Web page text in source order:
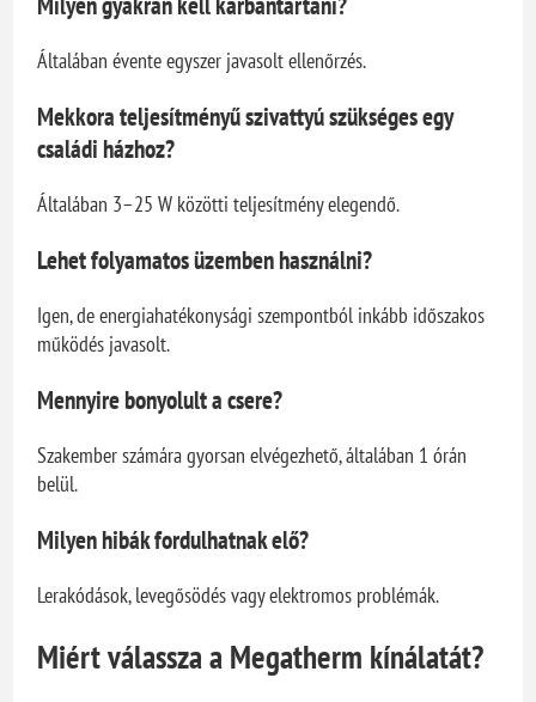
Általában évente egyszer javasolt ellenőrzés.
Mekkora teljesítményű szivattyú szükséges egy
családi házhoz?
Általában 3–25 W közötti teljesítmény elegendő.
Lehet folyamatos üzemben használni?
Igen, de energiahatékonysági szempontból inkább időszakos
működés javasolt.
Mennyire bonyolult a csere?
Szakember számára gyorsan elvégezhető, általában 1 órán
belül.
Milyen hibák fordulhatnak elő?
Lerakódások, levegősödés vagy elektromos problémák.
Miért válassza a Megatherm kínálatát?